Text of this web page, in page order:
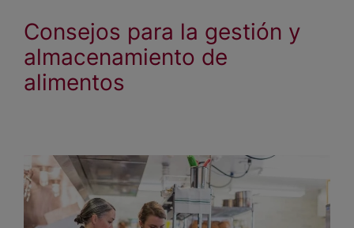
Consejos para la gestión y
almacenamiento de
alimentos